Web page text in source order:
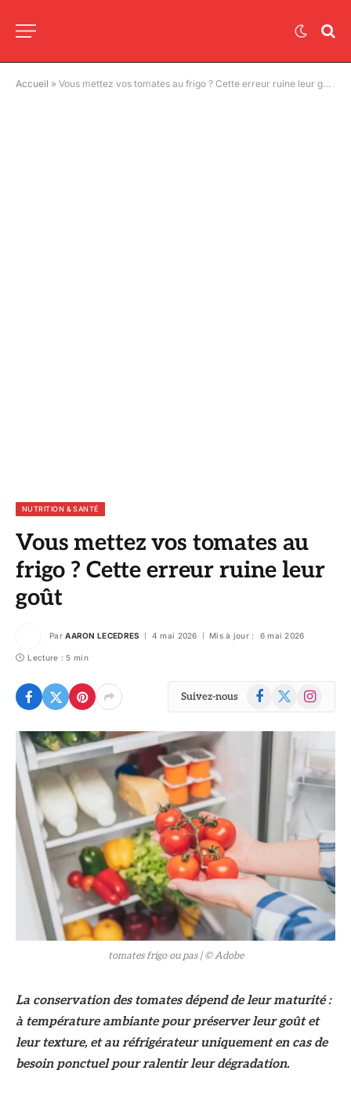
Accueil » Vous mettez vos tomates au frigo ? Cette erreur ruine leur goût
NUTRITION & SANTÉ
Vous mettez vos tomates au
frigo ? Cette erreur ruine leur
goût
Par AARON LECEDRES 4 mai 2026 Mis à jour : 6 mai 2026
Lecture : 5 min
Suivez-nous Facebook
X
Instagram
© Adobe
tomates frigo ou pas | © Adobe
La conservation des tomates dépend de leur maturité :
à température ambiante pour préserver leur goût et
leur texture, et au réfrigérateur uniquement en cas de
besoin ponctuel pour ralentir leur dégradation.